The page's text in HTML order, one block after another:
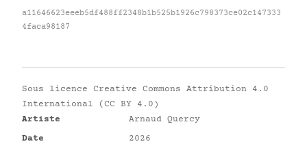
a11646623eeeb5df488ff2348b1b525b1926c798373ce02c147333
4faca98187
Sous licence Creative Commons Attribution 4.0
International (CC BY 4.0)
Artiste
Arnaud Quercy
Date
2026